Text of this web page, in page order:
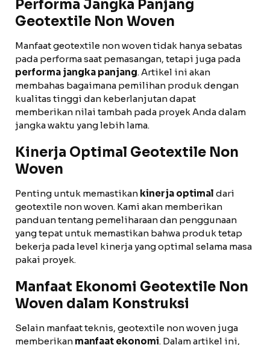
Performa Jangka Panjang
Geotextile Non Woven
Manfaat geotextile non woven tidak hanya sebatas
pada performa saat pemasangan, tetapi juga pada
performa jangka panjang. Artikel ini akan
membahas bagaimana pemilihan produk dengan
kualitas tinggi dan keberlanjutan dapat
memberikan nilai tambah pada proyek Anda dalam
jangka waktu yang lebih lama.
Kinerja Optimal Geotextile Non
Woven
Penting untuk memastikan kinerja optimal dari
geotextile non woven. Kami akan memberikan
panduan tentang pemeliharaan dan penggunaan
yang tepat untuk memastikan bahwa produk tetap
bekerja pada level kinerja yang optimal selama masa
pakai proyek.
Manfaat Ekonomi Geotextile Non
Woven dalam Konstruksi
Selain manfaat teknis, geotextile non woven juga
memberikan manfaat ekonomi. Dalam artikel ini,